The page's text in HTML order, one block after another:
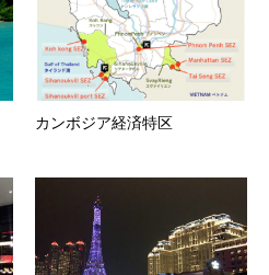
カンボジア経済特区